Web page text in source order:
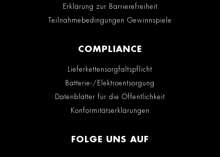
Erklärung zur Barrierefreiheit
Teilnahmebedingungen Gewinnspiele
COMPLIANCE
Lieferkettensorgfaltspflicht
Batterie-/Elektroentsorgung
Datenblätter für die Öffentlichkeit
Konformitätserklärungen
FOLGE UNS AUF